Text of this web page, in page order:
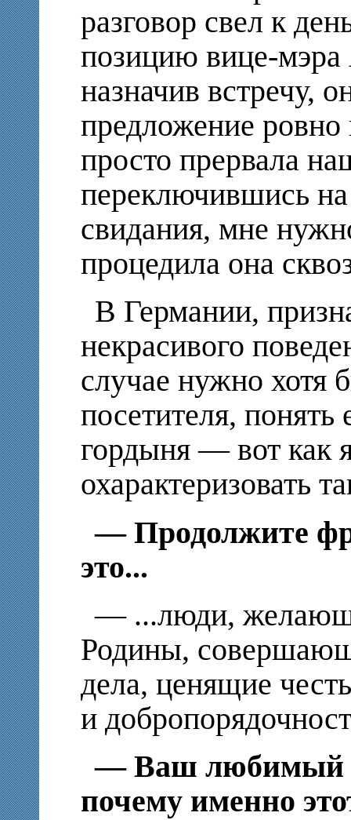
разговор свел к
позицию вице-мэра
назначив встречу,
предложение
просто прервала
переключившись
свидания, мне
процедила она
В Германии,
некрасивого
случае нужно хотя
посетителя,
гордыня — вот как
охарактеризовать
— Продолжите
это...
— ...люди,
Родины,
дела, ценящие
и
— Ваш любимый
почему именно